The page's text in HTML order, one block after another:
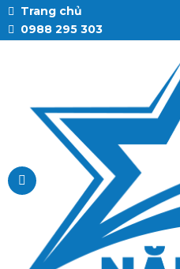
Trang chủ
0988 295 303